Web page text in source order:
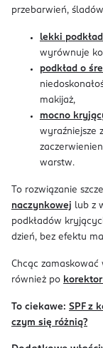
przebarwień,
lekki
wyrównuje
podkład o
makijaż,
mocno
wyraźniejsze
warstw.
To rozwiązanie
naczynkowej lub z
podkładów
dzień, bez efektu
Chcąc zamaskować
również po
To ciekawe: SPF z
czym się różnią?